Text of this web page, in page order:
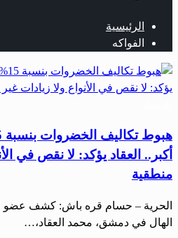
الرئيسية
الفواكه
أكبر.. العقاد يؤكد: لا نقص في
منطقية
الحرية – حسام قره باش: كشف عضو
الهال في دمشق، محمد العقاد،…